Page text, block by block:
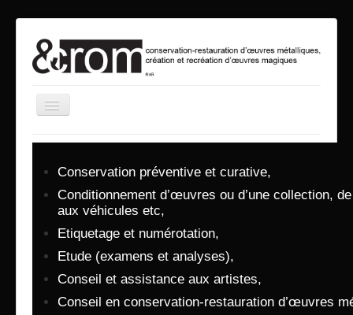
Basculer
la
accueil
présentation
prestations
mào
a revert
évènements
Conservation préventive et curative,
Conditionnement d’œuvres ou d’une collection,
aux véhicules etc,
Etiquetage et numérotation,
Etude (examens et analyses),
Conseil et assistance aux artistes,
Conseil en conservation-restauration d’œuvres